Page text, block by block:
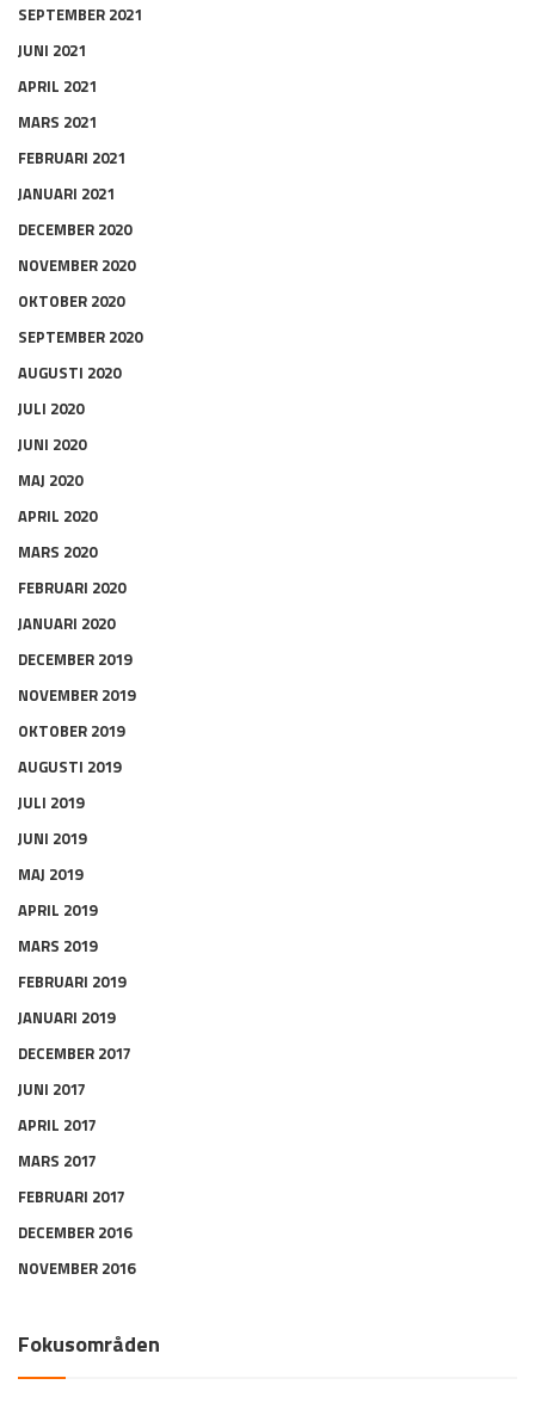
SEPTEMBER 2021
JUNI 2021
APRIL 2021
MARS 2021
FEBRUARI 2021
JANUARI 2021
DECEMBER 2020
NOVEMBER 2020
OKTOBER 2020
SEPTEMBER 2020
AUGUSTI 2020
JULI 2020
JUNI 2020
MAJ 2020
APRIL 2020
MARS 2020
FEBRUARI 2020
JANUARI 2020
DECEMBER 2019
NOVEMBER 2019
OKTOBER 2019
AUGUSTI 2019
JULI 2019
JUNI 2019
MAJ 2019
APRIL 2019
MARS 2019
FEBRUARI 2019
JANUARI 2019
DECEMBER 2017
JUNI 2017
APRIL 2017
MARS 2017
FEBRUARI 2017
DECEMBER 2016
NOVEMBER 2016
Fokusområden